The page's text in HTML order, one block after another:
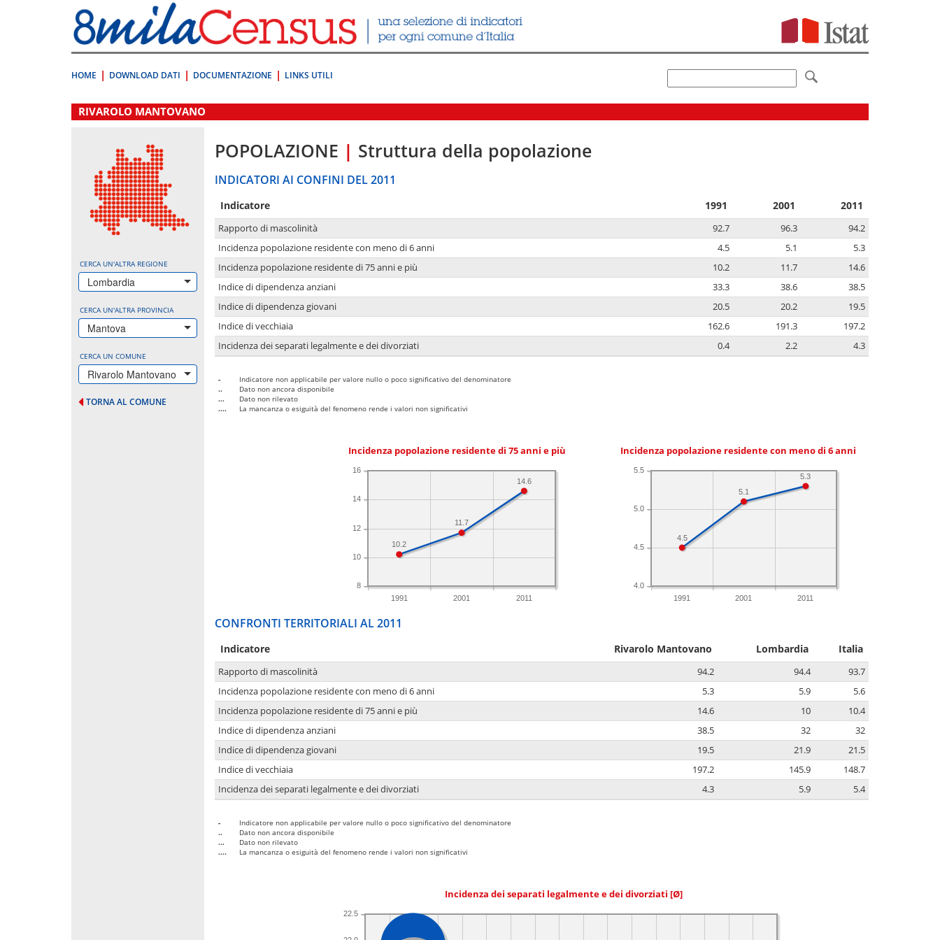
direttamente
a:
Contenuto
HOME DOWNLOAD DATI DOCUMENTAZIONE LINKS UTILI
.
RIVAROLO MANTOVANO
CERCA UN'ALTRA REGIONE
Lombardia
CERCA UN'ALTRA PROVINCIA
Mantova
CERCA UN COMUNE
Rivarolo Mantovano
TORNA AL COMUNE
POPOLAZIONE | Struttura della popolazione
INDICATORI AI CONFINI DEL 2011
Indicatore 1991 2001 2011
Rapporto di mascolinità 92.7 96.3
94.2
Incidenza popolazione residente con meno di 6 anni
4.5 5.1
5.3
Incidenza popolazione residente di 75 anni e più
10.2 11.7
14.6
Indice di dipendenza anziani
33.3 38.6
38.5
Indice di dipendenza giovani
20.5 20.2
19.5
Indice di vecchiaia
162.6 191.3
197.2
Incidenza dei separati legalmente e dei divorziati
0.4 2.2 4.3
-
Indicatore non applicabile per valore nullo o poco significativo del denominatore
..
Dato non ancora disponibile
...
Dato non rilevato
....
La mancanza o esiguità del fenomeno rende i valori non significativi
Incidenza popolazione residente di 75 anni e più
1991 2001 2011
8
10
12
14
16
14.6
11.7
10.2
Incidenza popolazione residente con meno di 6 anni
1991 2001 2011
4.0
4.5
5.0
5.5
5.3
5.1
4.5
CONFRONTI TERRITORIALI AL 2011
Indicatore Rivarolo Mantovano Lombardia Italia
Rapporto di mascolinità 94.2 94.4
93.7
Incidenza popolazione residente con meno di 6 anni
5.3 5.9
5.6
Incidenza popolazione residente di 75 anni e più
14.6 10
10.4
Indice di dipendenza anziani
38.5 32
32
Indice di dipendenza giovani
19.5 21.9
21.5
Indice di vecchiaia
197.2 145.9
148.7
Incidenza dei separati legalmente e dei divorziati
4.3 5.9 5.4
-
Indicatore non applicabile per valore nullo o poco significativo del denominatore
..
Dato non ancora disponibile
...
Dato non rilevato
....
La mancanza o esiguità del fenomeno rende i valori non significativi
Incidenza dei separati legalmente e dei divorziati [Ø]
22.5